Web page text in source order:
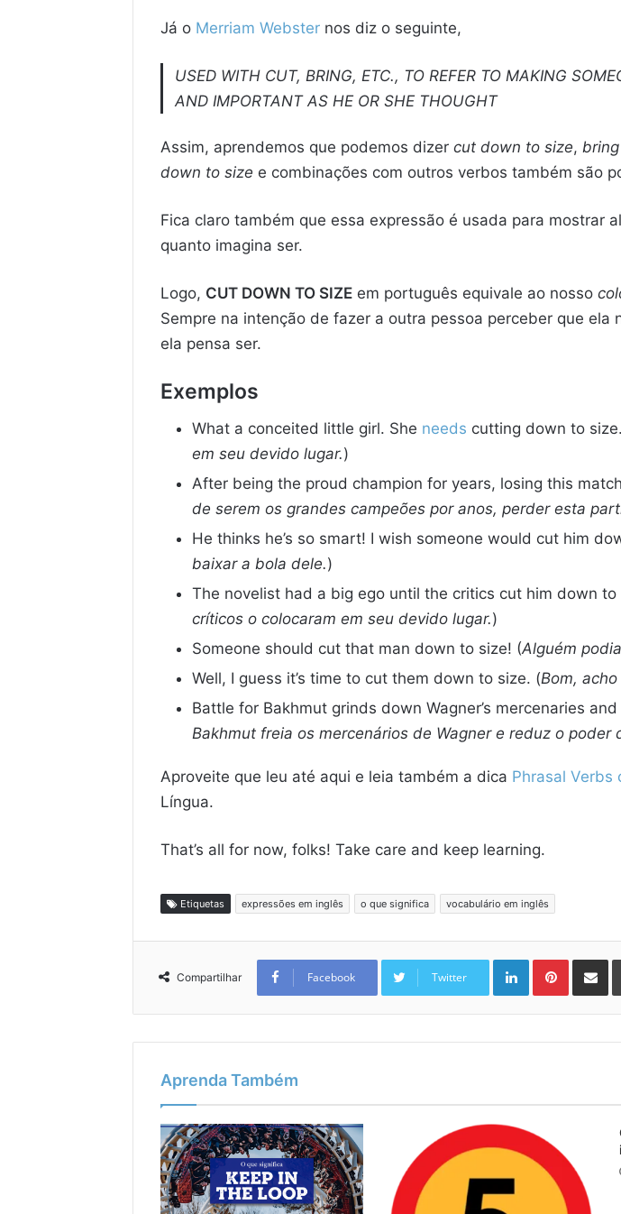
Já o Merriam Webster nos diz o seguinte,
USED WITH CUT, BRING, ETC., TO REFER TO MAKING
AND IMPORTANT AS HE OR SHE THOUGHT
Assim, aprendemos que podemos dizer cut down to size,
down to size e combinações com outros verbos também são
Fica claro também que essa expressão é usada para mostrar
quanto imagina ser.
Logo, CUT DOWN TO SIZE em português equivale ao nosso
Sempre na intenção de fazer a outra pessoa perceber que
ela pensa ser.
Exemplos
What a conceited little girl. She needs cutting down to
em seu devido lugar.)
After being the proud champion for years, losing this
de serem os grandes campeões por anos, perder esta
He thinks he’s so smart! I wish someone would cut him
baixar a bola dele.)
The novelist had a big ego until the critics cut him down to
críticos o colocaram em seu devido lugar.)
Someone should cut that man down to size! (Alguém
Well, I guess it’s time to cut them down to size. (Bom,
Battle for Bakhmut grinds down Wagner’s mercenaries
Bakhmut freia os mercenários de Wagner e reduz o poder
Aproveite que leu até aqui e leia também a dica Phrasal Verbs
Língua.
That’s all for now, folks! Take care and keep learning.
Etiquetas expressões em inglês o que significa vocabulário em inglês
Compartilhar Facebook Twitter
Linkedin
Aprenda Também